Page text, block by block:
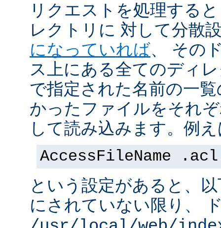
リクエストを処理する
レクトリに 対して分散
になっていれば、 その
ス上にある全てのディ
で指定された名前の一
かったファイルをそれ
して読み込みます。例
AccessFileName .acl
という設定があると、
にされていない限り、